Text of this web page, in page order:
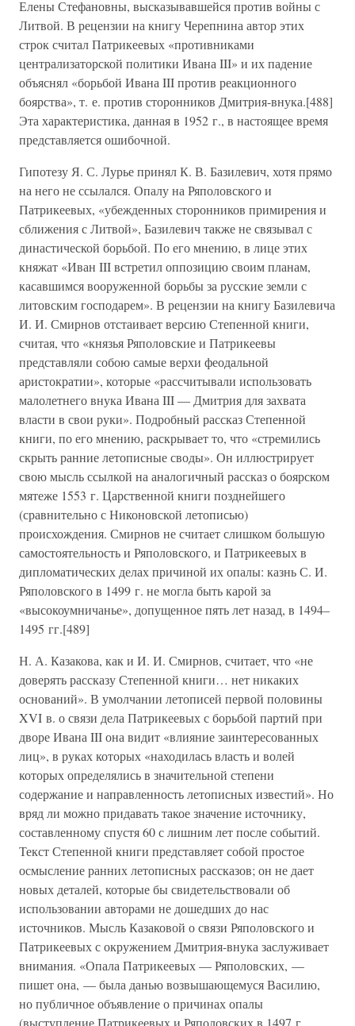
Елены Стефановны, высказывавшейся против войны с
Литвой. В рецензии на книгу Черепнина автор этих
строк считал Патрикеевых «противниками
централизаторской политики Ивана III» и их падение
объяснял «борьбой Ивана III против реакционного
боярства», т. е. против сторонников Дмитрия-внука.[488]
Эта характеристика, данная в 1952 г., в настоящее время
представляется ошибочной.
Гипотезу Я. С. Лурье принял К. В. Базилевич, хотя прямо
на него не ссылался. Опалу на Ряполовского и
Патрикеевых, «убежденных сторонников примирения и
сближения с Литвой», Базилевич также не связывал с
династической борьбой. По его мнению, в лице этих
княжат «Иван III встретил оппозицию своим планам,
касавшимся вооруженной борьбы за русские земли с
литовским господарем». В рецензии на книгу Базилевича
И. И. Смирнов отстаивает версию Степенной книги,
считая, что «князья Ряполовские и Патрикеевы
представляли собою самые верхи феодальной
аристократии», которые «рассчитывали использовать
малолетнего внука Ивана III — Дмитрия для захвата
власти в свои руки». Подробный рассказ Степенной
книги, по его мнению, раскрывает то, что «стремились
скрыть ранние летописные своды». Он иллюстрирует
свою мысль ссылкой на аналогичный рассказ о боярском
мятеже 1553 г. Царственной книги позднейшего
(сравнительно с Никоновской летописью)
происхождения. Смирнов не считает слишком большую
самостоятельность и Ряполовского, и Патрикеевых в
дипломатических делах причиной их опалы: казнь С. И.
Ряполовского в 1499 г. не могла быть карой за
«высокоумничанье», допущенное пять лет назад, в 1494–
1495 гг.[489]
Н. А. Казакова, как и И. И. Смирнов, считает, что «не
доверять рассказу Степенной книги… нет никаких
оснований». В умолчании летописей первой половины
XVI в. о связи дела Патрикеевых с борьбой партий при
дворе Ивана III она видит «влияние заинтересованных
лиц», в руках которых «находилась власть и волей
которых определялись в значительной степени
содержание и направленность летописных известий». Но
вряд ли можно придавать такое значение источнику,
составленному спустя 60 с лишним лет после событий.
Текст Степенной книги представляет собой простое
осмысление ранних летописных рассказов; он не дает
новых деталей, которые бы свидетельствовали об
использовании авторами не дошедших до нас
источников. Мысль Казаковой о связи Ряполовского и
Патрикеевых с окружением Дмитрия-внука заслуживает
внимания. «Опала Патрикеевых — Ряполовских, —
пишет она, — была данью возвышающемуся Василию,
но публичное объявление о причинах опалы
(выступление Патрикеевых и Ряполовских в 1497 г.